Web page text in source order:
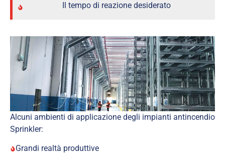
Il tempo di reazione desiderato
Alcuni ambienti di applicazione degli impianti antincendio
Sprinkler:
Grandi realtà produttive